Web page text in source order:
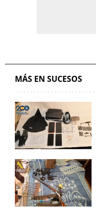
MÁS EN SUCESOS